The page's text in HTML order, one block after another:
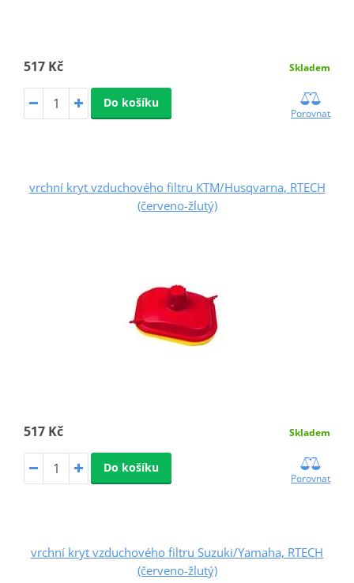
517 Kč Skladem
Do košíku
Porovnat
vrchní kryt vzduchového filtru KTM/Husqvarna, RTECH
(červeno-žlutý)
517 Kč Skladem
Do košíku
Porovnat
vrchní kryt vzduchového filtru Suzuki/Yamaha, RTECH
(červeno-žlutý)